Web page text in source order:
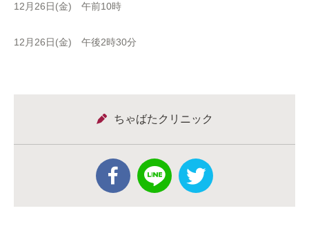
12月26日(金) 午前10時
12月26日(金) 午後2時30分
ちゃばたクリニック